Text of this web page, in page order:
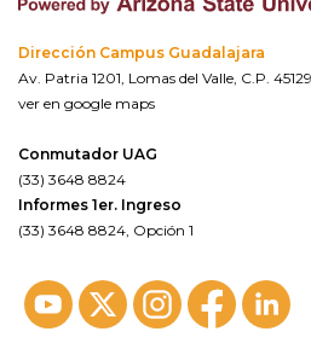
Dirección Campus Guadalajara
Av. Patria 1201, Lomas del Valle, C.P.
ver en google maps
Conmutador UAG
(33) 3648 8824
Informes 1er. Ingreso
(33) 3648 8824, Opción 1